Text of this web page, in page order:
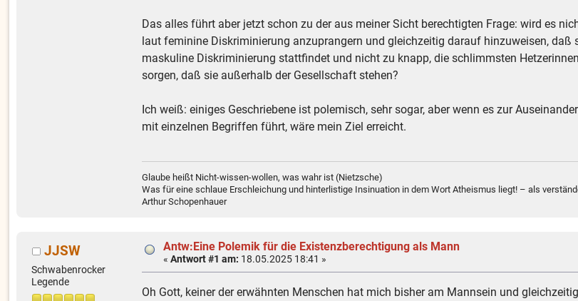
Das alles führt aber jetzt schon zu der aus meiner Sicht berechtigten Frage: wird es
laut feminine Diskriminierung anzuprangern und gleichzeitig darauf hinzuweisen,
maskuline Diskriminierung stattfindet und nicht zu knapp, die schlimmsten
sorgen, daß sie außerhalb der Gesellschaft stehen?
Ich weiß: einiges Geschriebene ist polemisch, sehr sogar, aber wenn es zur
mit einzelnen Begriffen führt, wäre mein Ziel erreicht.
Glaube heißt Nicht-wissen-wollen, was wahr ist (Nietzsche)
Was für eine schlaue Erschleichung und hinterlistige Insinuation in dem Wort Atheismus liegt! – als
Arthur Schopenhauer
JJSW
Schwabenrocker
Legende
Antw:Eine Polemik für die Existenzberechtigung als Mann
«Antwort #1 am: 18.05.2025 18:41 »
Oh Gott, keiner der erwähnten Menschen hat mich bisher am Mannsein und